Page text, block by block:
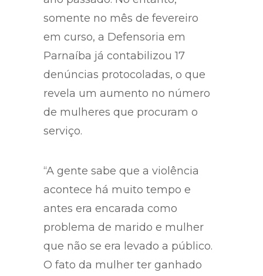
somente no mês de fevereiro
em curso, a Defensoria em
Parnaíba já contabilizou 17
denúncias protocoladas, o que
revela um aumento no número
de mulheres que procuram o
serviço.
“A gente sabe que a violência
acontece há muito tempo e
antes era encarada como
problema de marido e mulher
que não se era levado a público.
O fato da mulher ter ganhado